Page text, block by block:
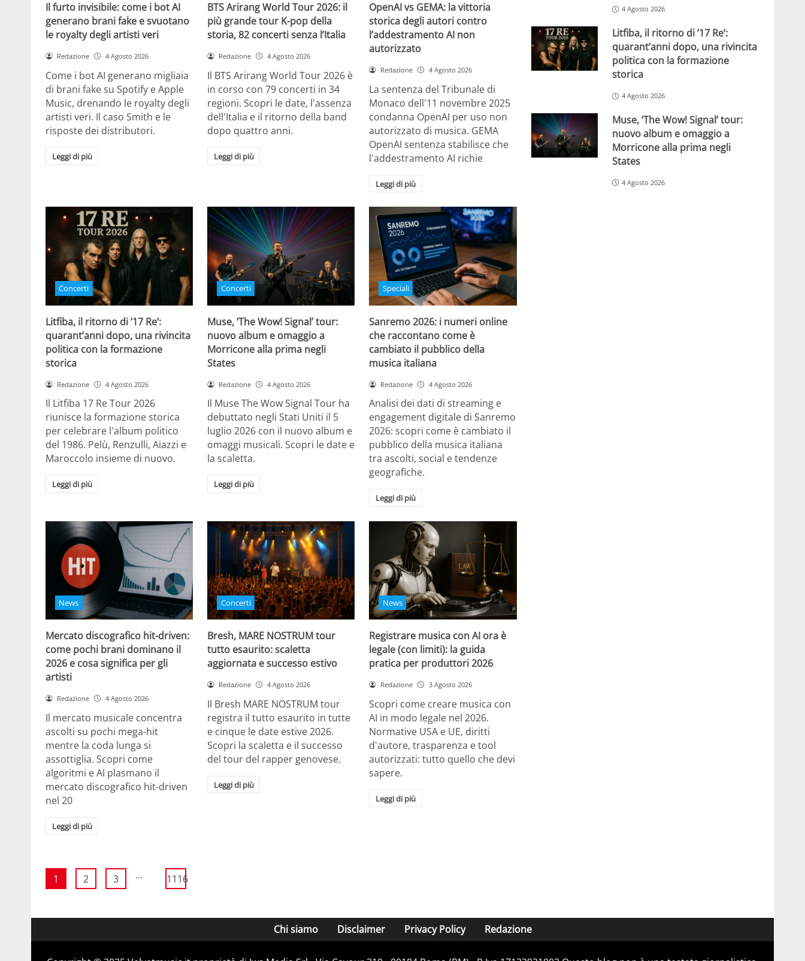
Il furto invisibile: come i bot AI
generano brani fake e svuotano
le royalty degli artisti veri
Redazione 4 Agosto 2026
Come i bot AI generano migliaia
di brani fake su Spotify e Apple
Music, drenando le royalty degli
artisti veri. Il caso Smith e le
risposte dei distributori.
Leggi di più
BTS Arirang World Tour 2026: il
più grande tour K-pop della
storia, 82 concerti senza l’Italia
Redazione 4 Agosto 2026
Il BTS Arirang World Tour 2026 è
in corso con 79 concerti in 34
regioni. Scopri le date, l'assenza
dell'Italia e il ritorno della band
dopo quattro anni.
Leggi di più
OpenAI vs GEMA: la vittoria
storica degli autori contro
l’addestramento AI non
autorizzato
Redazione 4 Agosto 2026
La sentenza del Tribunale di
Monaco dell'11 novembre 2025
condanna OpenAI per uso non
autorizzato di musica. GEMA
OpenAI sentenza stabilisce che
l'addestramento AI richie
Leggi di più
Concerti
Litfiba, il ritorno di ’17 Re’:
quarant’anni dopo, una rivincita
politica con la formazione
storica
Redazione 4 Agosto 2026
Il Litfiba 17 Re Tour 2026
riunisce la formazione storica
per celebrare l'album politico
del 1986. Pelù, Renzulli, Aiazzi e
Maroccolo insieme di nuovo.
Leggi di più
Concerti
Muse, ‘The Wow! Signal’ tour:
nuovo album e omaggio a
Morricone alla prima negli
States
Redazione 4 Agosto 2026
Il Muse The Wow Signal Tour ha
debuttato negli Stati Uniti il 5
luglio 2026 con il nuovo album e
omaggi musicali. Scopri le date e
la scaletta.
Leggi di più
Speciali
Sanremo 2026: i numeri online
che raccontano come è
cambiato il pubblico della
musica italiana
Redazione 4 Agosto 2026
Analisi dei dati di streaming e
engagement digitale di Sanremo
2026: scopri come è cambiato il
pubblico della musica italiana
tra ascolti, social e tendenze
geografiche.
Leggi di più
News
Mercato discografico hit-driven:
come pochi brani dominano il
2026 e cosa significa per gli
artisti
Redazione 4 Agosto 2026
Il mercato musicale concentra
ascolti su pochi mega-hit
mentre la coda lunga si
assottiglia. Scopri come
algoritmi e AI plasmano il
mercato discografico hit-driven
nel 20
Leggi di più
Concerti
Bresh, MARE NOSTRUM tour
tutto esaurito: scaletta
aggiornata e successo estivo
Redazione 4 Agosto 2026
Il Bresh MARE NOSTRUM tour
registra il tutto esaurito in tutte
e cinque le date estive 2026.
Scopri la scaletta e il successo
del tour del rapper genovese.
Leggi di più
News
Registrare musica con AI ora è
legale (con limiti): la guida
pratica per produttori 2026
Redazione 3 Agosto 2026
Scopri come creare musica con
AI in modo legale nel 2026.
Normative USA e UE, diritti
d'autore, trasparenza e tool
autorizzati: tutto quello che devi
sapere.
Leggi di più
1 2 3 ... 1116
4 Agosto 2026
Litfiba, il ritorno di ’17 Re’:
quarant’anni dopo, una rivincita
politica con la formazione
storica
4 Agosto 2026
Muse, ‘The Wow! Signal’ tour:
nuovo album e omaggio a
Morricone alla prima negli
States
4 Agosto 2026
Chi siamo Disclaimer Privacy Policy Redazione